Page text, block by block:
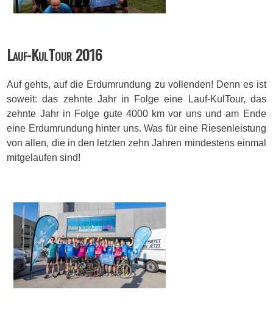
Lauf-KulTour 2016
Auf gehts, auf die Erdumrundung zu vollenden! Denn es ist
soweit: das zehnte Jahr in Folge eine Lauf-KulTour, das
zehnte Jahr in Folge gute 4000 km vor uns und am Ende
eine Erdumrundung hinter uns. Was für eine Riesenleistung
von allen, die in den letzten zehn Jahren mindestens einmal
mitgelaufen sind!